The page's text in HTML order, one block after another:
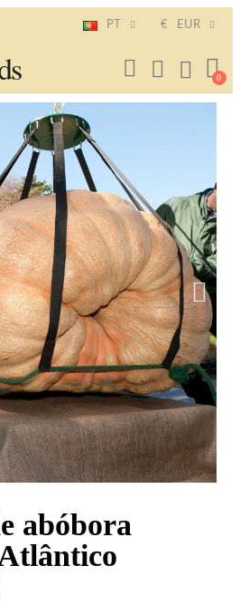
PT € EUR
abóbora